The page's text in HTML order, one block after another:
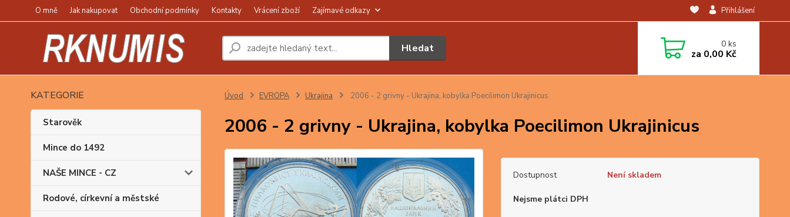
O mně Jak nakupovat Obchodní podmínky Kontakty Vrácení zboží Zajímavé odkazy Přihlášení
Hledat 0ks
za 0,00 Kč
KATEGORIE
Starověk
Mince do 1492
NAŠE MINCE - CZ
Rodové, církevní a městské
Úvod EVROPA Ukrajina 2006 - 2 grivny - Ukrajina, kobylka Poecilimon Ukrajinicus
2006 - 2 grivny - Ukrajina, kobylka Poecilimon Ukrajinicus
Dostupnost Není skladem
Nejsme plátci DPH